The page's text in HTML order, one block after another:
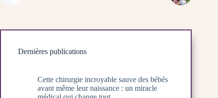
Dernières publications
Cette chirurgie incroyable sauve des bébés
avant même leur naissance : un miracle